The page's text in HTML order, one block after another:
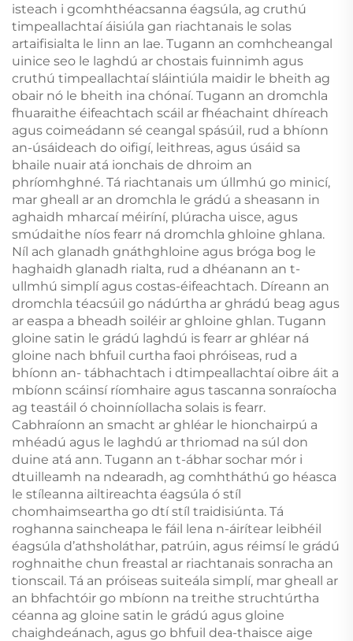
isteach i gcomhthéacsanna éagsúla, ag cruthú
timpeallachtaí áisiúla gan riachtanais le solas
artaifisialta le linn an lae. Tugann an comhcheangal
uinice seo le laghdú ar chostais fuinnimh agus
cruthú timpeallachtaí sláintiúla maidir le bheith ag
obair nó le bheith ina chónaí. Tugann an dromchla
fhuaraithe éifeachtach scáil ar fhéachaint dhíreach
agus coimeádann sé ceangal spásúil, rud a bhíonn
an-úsáideach do oifigí, leithreas, agus úsáid sa
bhaile nuair atá ionchais de dhroim an
phríomhghné. Tá riachtanais um úllmhú go minicí,
mar gheall ar an dromchla le grádú a sheasann in
aghaidh mharcaí méiríní, plúracha uisce, agus
smúdaithe níos fearr ná dromchla ghloine ghlana.
Níl ach glanadh gnáthghloine agus bróga bog le
haghaidh glanadh rialta, rud a dhéanann an t-
ullmhú simplí agus costas-éifeachtach. Díreann an
dromchla téacsúil go nádúrtha ar ghrádú beag agus
ar easpa a bheadh soiléir ar ghloine ghlan. Tugann
gloine satin le grádú laghdú is fearr ar ghléar ná
gloine nach bhfuil curtha faoi phróiseas, rud a
bhíonn an- tábhachtach i dtimpeallachtaí oibre áit a
mbíonn scáinsí ríomhaire agus tascanna sonraíocha
ag teastáil ó choinníollacha solais is fearr.
Cabhraíonn an smacht ar ghléar le hionchairpú a
mhéadú agus le laghdú ar thriomad na súl don
duine atá ann. Tugann an t-ábhar sochar mór i
dtuilleamh na ndearadh, ag comhtháthú go héasca
le stíleanna ailtireachta éagsúla ó stíl
chomhaimseartha go dtí stíl traidisiúnta. Tá
roghanna saincheapa le fáil lena n-áirítear leibhéil
éagsúla d’athsholáthar, patrúin, agus réimsí le grádú
roghnaithe chun freastal ar riachtanais sonracha an
tionscail. Tá an próiseas suiteála simplí, mar gheall ar
an bhfachtóir go mbíonn na treithe struchtúrtha
céanna ag gloine satin le grádú agus gloine
chaighdeánach, agus go bhfuil dea-thaisce aige